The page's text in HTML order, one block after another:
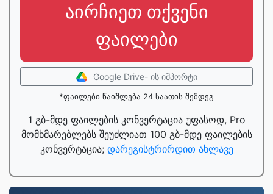
აირჩიეთ თქვენი
ფაილები
Google Drive- ის იმპორტი
*ფაილები წაიშლება 24 საათის შემდეგ
1 გბ-მდე ფაილების კონვერტაცია უფასოდ, Pro
მომხმარებლებს შეუძლიათ 100 გბ-მდე ფაილების
კონვერტაცია; დარეგისტრირდით ახლავე